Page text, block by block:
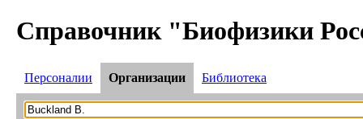
Справочник "Биофизики
Персоналии Организации Библиотека